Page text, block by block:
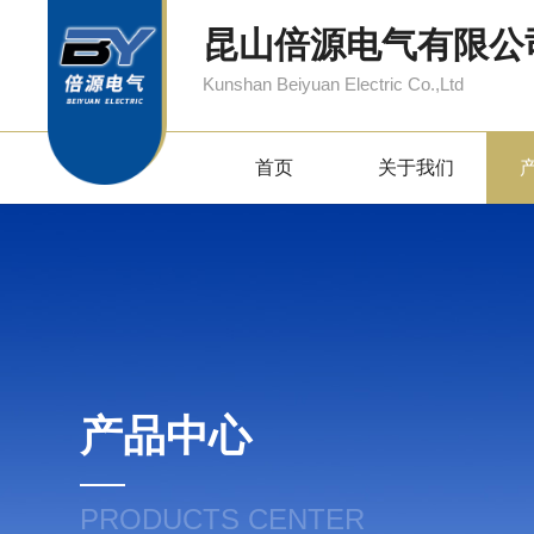
昆山倍源电气有限公
Kunshan Beiyuan Electric Co.,Ltd
首页 关于我们
产品中心
PRODUCTS CENTER